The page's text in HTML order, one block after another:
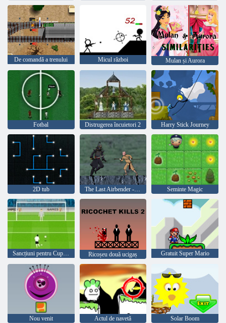
De comandă a trenului Micul război Mulan și Aurora
Fotbal Distrugerea încuietori 2 Harry Stick Journey
2D tub The Last Airbender - Luptele naturale Seminte Magic
Sancțiuni pentru Cupa Mondială 2010 Ricoșeu două ucigaș Gratuit Super Mario
Nou venit Actul de navetă Solar Boom